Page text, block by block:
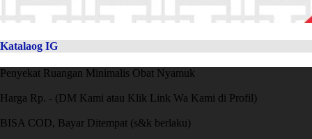
Katalaog IG
Penyekat Ruangan Minimalis Obat Nyamuk
Harga Rp. - (DM Kami atau Klik Link Wa Kami di Profil)
BISA COD, Bayar Ditempat (s&k berlaku)